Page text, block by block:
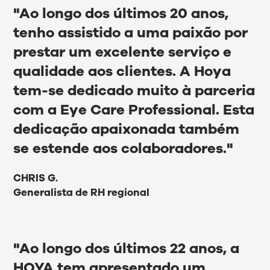
"Ao longo dos últimos 20 anos,
tenho assistido a uma paixão por
prestar um excelente serviço e
qualidade aos clientes. A Hoya
tem-se dedicado muito à parceria
com a Eye Care Professional. Esta
dedicação apaixonada também
se estende aos colaboradores."
CHRIS G.
Generalista de RH regional
"Ao longo dos últimos 22 anos, a